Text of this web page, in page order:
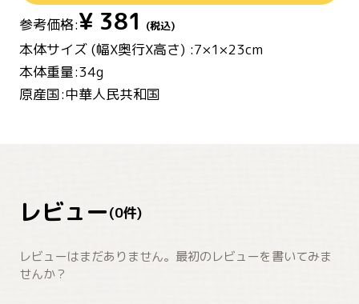
参考価格:¥ 381 (税込)
本体サイズ (幅X奥行X高さ) :7×1×23cm
本体重量:34g
原産国:中華人民共和国
レビュー(0件)
レビューはまだありません。最初のレビューを書いてみま
せんか？